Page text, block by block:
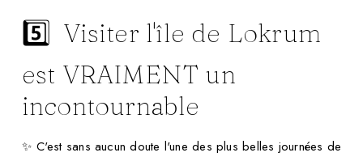
5️⃣ Visiter l'île de Lokrum
est VRAIMENT un
incontournable
✨ C'est sans aucun doute l'une des plus belles journées de